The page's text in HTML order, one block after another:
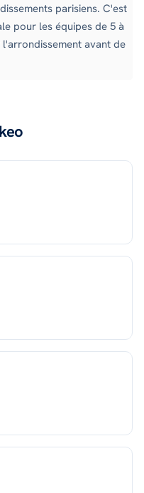
parisiens. C'est
pour les équipes de 5 à
avant de